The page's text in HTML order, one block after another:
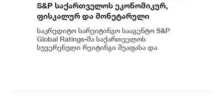
S&P საქართველოს ეკონომიკურ,
ფისკალურ და მონეტარული
პოლიტიკის ჩარჩოს კვლავ
გონივრულად და წინდახედულად
აფასებს
საკრედიტო სარეიტინგო სააგენტო S&P
Global Ratings-მა საქართველოს
სუვერენული რეიტინგი შეაფასა და